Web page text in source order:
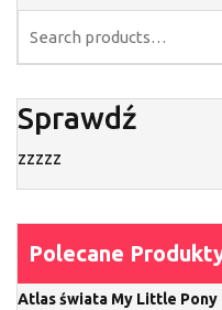
Sprawdź
zzzzz
Polecane
Atlas świata My Little Pony